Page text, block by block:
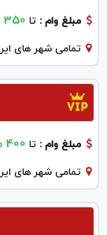
مبلغ وام : تا 350 میلیون
تمامی شهر های
مبلغ وام : تا 400 میلیون
تمامی شهر های